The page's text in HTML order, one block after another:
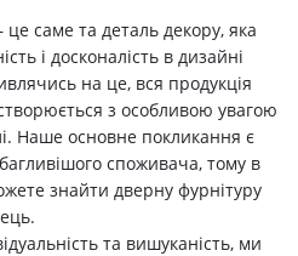
це саме та деталь декору, яка
і досконалість в дизайні
на це, вся продукція
з особливою увагою
Наше основне покликання є
споживача, тому в
знайти дверну фурнітуру
та вишуканість, ми